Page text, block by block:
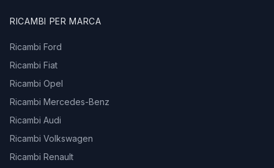
RICAMBI PER MARCA
Ricambi Ford
Ricambi Fiat
Ricambi Opel
Ricambi Mercedes-Benz
Ricambi Audi
Ricambi Volkswagen
Ricambi Renault